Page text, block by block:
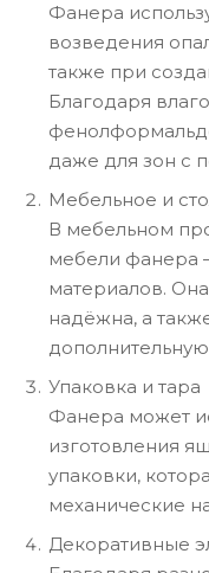
Фанера
возведения
также при
Благодаря
даже для зон с
Мебельное и
В мебельном
мебели фанера
материалов.
надёжна, а
Упаковка и тара
Фанера может
изготовления
упаковки,
механические
Декоративные